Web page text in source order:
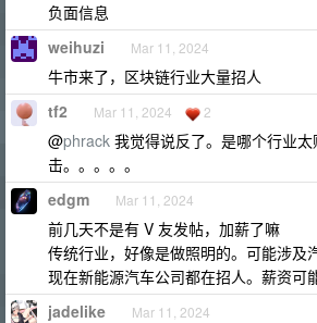
负面信息
weihuzi Mar 11, 2024
牛市来了，区块链行业大量招人
tf2 Mar 11, 2024 2
@phrack 我觉得说反了。是哪个行业
击。。。。。
edgm Mar 11, 2024
前几天不是有 V 友发帖，加薪了嘛
传统行业，好像是做照明的。可能涉及
现在新能源汽车公司都在招人。薪资可
jadelike Mar 11, 2024